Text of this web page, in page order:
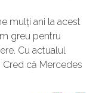
mulți ani la acest
greu pentru
Cu actualul
că Mercedes